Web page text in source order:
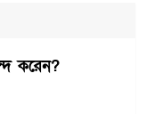
করেন?